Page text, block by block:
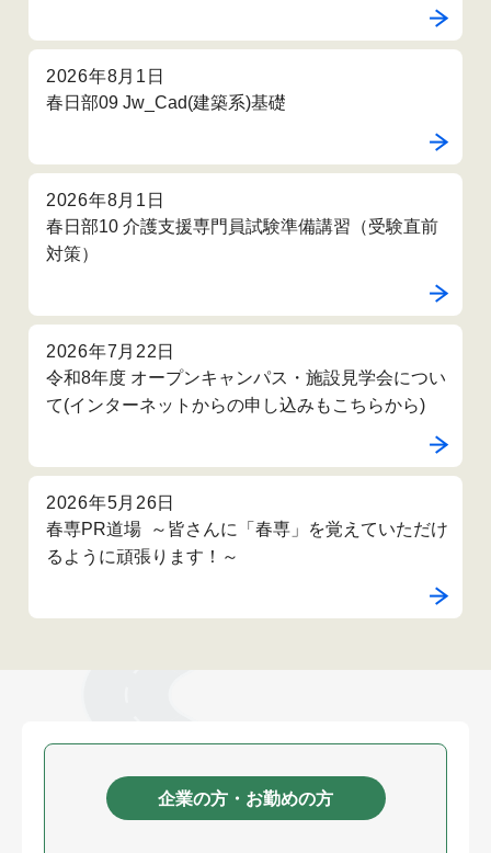
2026年8月1日
春日部09 Jw_Cad(建築系)基礎
2026年8月1日
春日部10 介護支援専門員試験準備講習（受験直前
対策）
2026年7月22日
令和8年度 オープンキャンパス・施設見学会につい
て(インターネットからの申し込みもこちらから)
2026年5月26日
春専PR道場 ～皆さんに「春専」を覚えていただけ
るように頑張ります！～
企業の方・お勤めの方